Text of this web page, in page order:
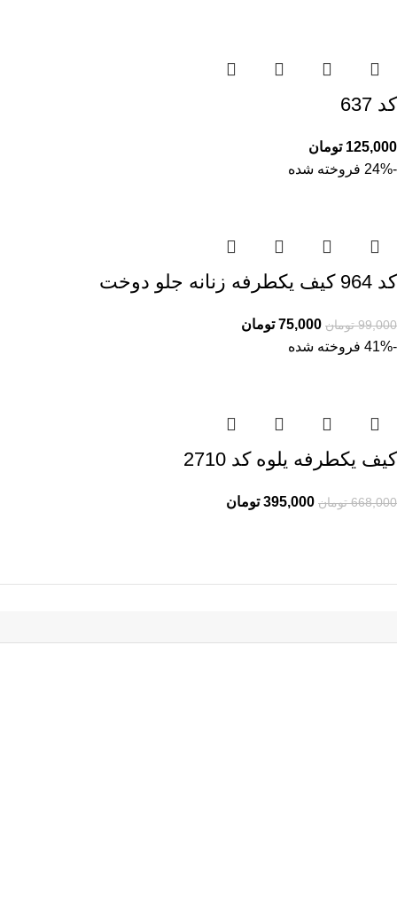
کد 637
125,000 تومان
-24%
فروخته شده
کد 964 کیف یکطرفه زنانه جلو دوخت
99,000 تومان 75,000 تومان
-41% فروخته شده
کیف یکطرفه یلوه کد 2710
668,000 تومان 395,000 تومان